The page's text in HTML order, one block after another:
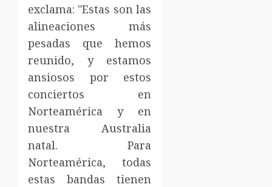
exclama: "Estas son las
alineaciones más
pesadas que hemos
reunido, y estamos
ansiosos por estos
conciertos en
Norteamérica y en
nuestra Australia
natal. Para
Norteamérica, todas
estas bandas tienen